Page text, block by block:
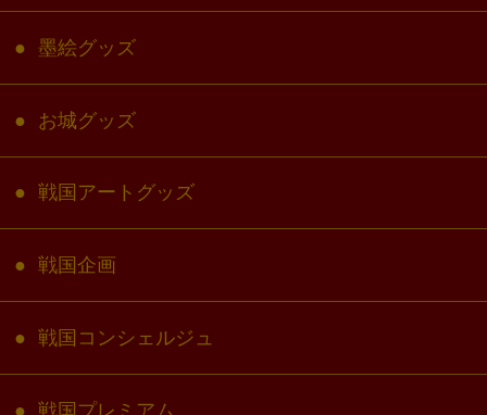
墨絵グッズ
お城グッズ
戦国アートグッズ
戦国企画
戦国コンシェルジュ
戦国プレミアム